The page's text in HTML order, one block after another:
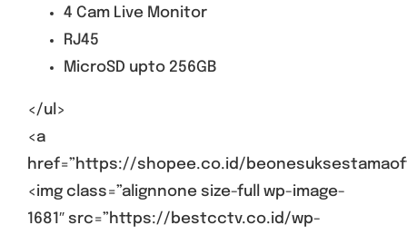
4 Cam Live Monitor
RJ45
MicroSD upto 256GB
</ul>
<a
href=”https://shopee.co.id/
<img class=”alignnone size-full wp-image-
1681″ src=”https://bestcctv.co.id/wp-